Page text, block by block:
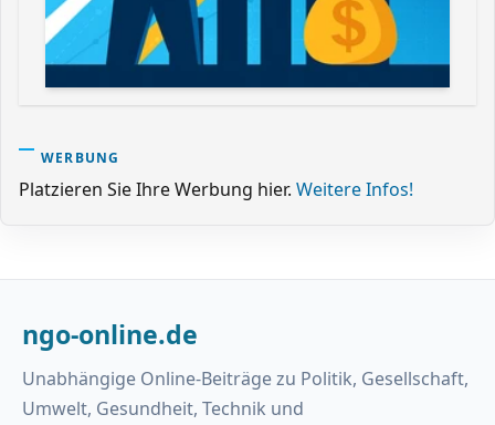
WERBUNG
Platzieren Sie Ihre Werbung hier. Weitere Infos!
ngo-online.de
Unabhängige Online-Beiträge zu Politik, Gesellschaft,
Umwelt, Gesundheit, Technik und